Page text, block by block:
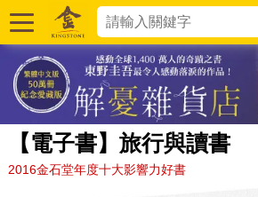
【電子書】旅行與讀書
2016金石堂年度十大影響力好書